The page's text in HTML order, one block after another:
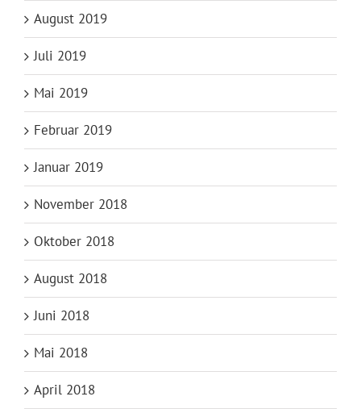
August 2019
Juli 2019
Mai 2019
Februar 2019
Januar 2019
November 2018
Oktober 2018
August 2018
Juni 2018
Mai 2018
April 2018